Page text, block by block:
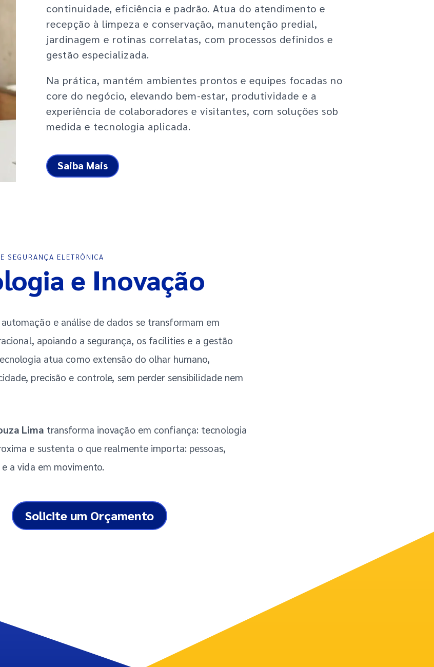
continuidade, eficiência e padrão. Atua do atendimento e
recepção à limpeza e conservação, manutenção predial,
jardinagem e rotinas correlatas, com processos definidos e
gestão especializada.
Na prática, mantém ambientes prontos e equipes focadas no
core do negócio, elevando bem-estar, produtividade e a
experiência de colaboradores e visitantes, com soluções sob
medida e tecnologia aplicada.
Saiba Mais
SEGURANÇA ELETRÔNICA
e Inovação
automação e análise de dados se transformam em
apoiando a segurança, os facilities e a gestão
atua como extensão do olhar humano,
precisão e controle, sem perder sensibilidade nem
Lima transforma inovação em confiança: tecnologia
e sustenta o que realmente importa: pessoas,
e a vida em movimento.
Solicite um Orçamento